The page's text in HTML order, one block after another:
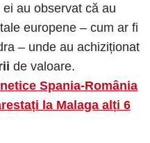
ei au observat că au
europene – cum ar fi
– unde au achiziționat
de valoare.
Spania-România
la Malaga alți 6